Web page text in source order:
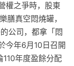
權之爭時，股東
膳真空悶燒罐，
公司，都拿「悶
今年6月10日召開
年度盈餘分配